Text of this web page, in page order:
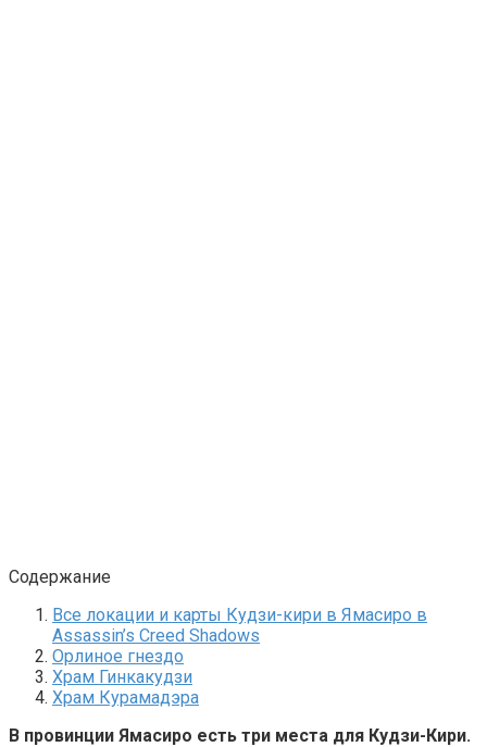
Содержание
Все локации и карты Кудзи-кири в Ямасиро в
Assassin’s Creed Shadows
Орлиное гнездо
Храм Гинкакудзи
Храм Курамадэра
В провинции Ямасиро есть три места для Кудзи-Кири.